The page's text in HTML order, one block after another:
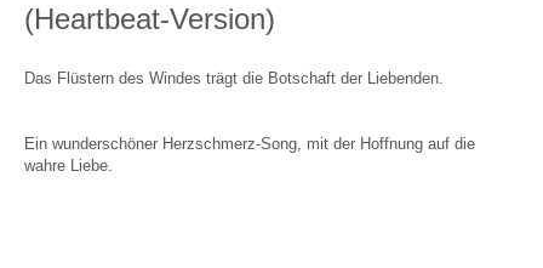
(Heartbeat-Version)
Das Flüstern des Windes trägt die Botschaft der Liebenden.
Ein wunderschöner Herzschmerz-Song, mit der Hoffnung auf die
wahre Liebe.